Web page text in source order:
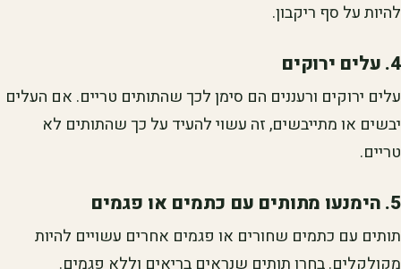
להיות על סף ריקבון.
4. עלים ירוקים
עלים ירוקים ורעננים הם סימן לכך שהתותים טריים. אם העלים
יבשים או מתייבשים, זה עשוי להעיד על כך שהתותים לא
טריים.
5. הימנעו מתותים עם כתמים או פגמים
תותים עם כתמים שחורים או פגמים אחרים עשויים להיות
מקולקלים. בחרו תותים שנראים בריאים וללא פגמים.